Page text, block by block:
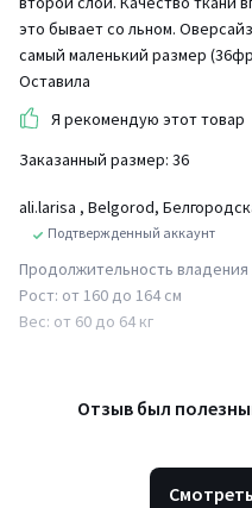
это бывает со льном.
самый маленький размер
Оставила
Я рекомендую этот товар
Заказанный размер: 36
ali.larisa , Belgorod,
Подтвержденный аккаунт
Продолжительность
Рост: от 160 до 164 см
Вес: от 60 до 64 кг
Отзыв был